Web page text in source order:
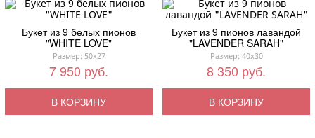
Букет из 9 белых пионов
"WHITE LOVE"
Размер: 50x27
7 950 руб.
В КОРЗИНУ
Букет из 9 пионов лавандой
"LAVENDER SARAH"
Размер: 40x30
8 350 руб.
В КОРЗИНУ